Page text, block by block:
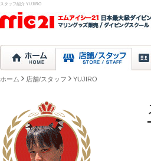
スタッフ紹介 YUJIRO
ホーム 店舗/スタッフ YUJIRO